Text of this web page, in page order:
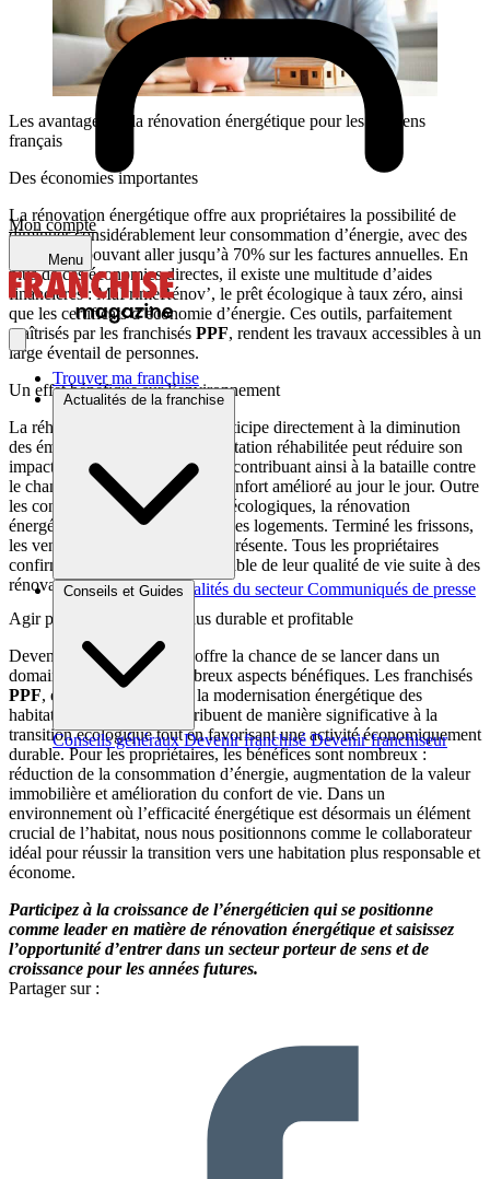
Mon compte
Menu
Trouver ma franchise
Actualités de la franchise
Brèves et actus Actualités du secteur Communiqués de presse
Conseils et Guides
Conseils généraux Devenir franchisé Devenir franchiseur
Les avantages de la rénovation énergétique pour les citoyens
français
Des économies importantes
La rénovation énergétique offre aux propriétaires la possibilité de
diminuer considérablement leur consommation d’énergie, avec des
réductions pouvant aller jusqu’à 70% sur les factures annuelles. En
plus de ces économies directes, il existe une multitude d’aides
financières : MaPrimeRénov’, le prêt écologique à taux zéro, ainsi
que les certificats d’économie d’énergie. Ces outils, parfaitement
maîtrisés par les franchisés PPF, rendent les travaux accessibles à un
large éventail de personnes.
Un effet bénéfique sur l’environnement
La réhabilitation énergétique participe directement à la diminution
des émissions de CO2. Une habitation réhabilitée peut réduire son
impact carbone de près de 60%, contribuant ainsi à la bataille contre
le changement climatique. Un confort amélioré au jour le jour. Outre
les considérations financières et écologiques, la rénovation
énergétique améliore le confort des logements. Terminé les frissons,
les ventouses et l’humidité trop présente. Tous les propriétaires
confirment une amélioration notable de leur qualité de vie suite à des
rénovations énergétiques.
Agir pour une habitation plus durable et profitable
Devenir un franchiséPPF
offre la chance de se lancer dans un
domaine d’avenir aux nombreux aspects bénéfiques. Les franchisés
PPF, en s’impliquant dans la modernisation énergétique des
habitations françaises, contribuent de manière significative à la
transition écologique tout en favorisant une activité économiquement
durable. Pour les propriétaires, les bénéfices sont nombreux :
réduction de la consommation d’énergie, augmentation de la valeur
immobilière et amélioration du confort de vie. Dans un
environnement où l’efficacité énergétique est désormais un élément
crucial de l’habitat, nous nous positionnons comme le collaborateur
idéal pour réussir la transition vers une habitation plus responsable et
économe.
Participez à la croissance de l’énergéticien qui se positionne
comme leader en matière de rénovation énergétique et saisissez
l’opportunité d’entrer dans un secteur porteur de sens et de
croissance pour les années futures.
Partager sur :